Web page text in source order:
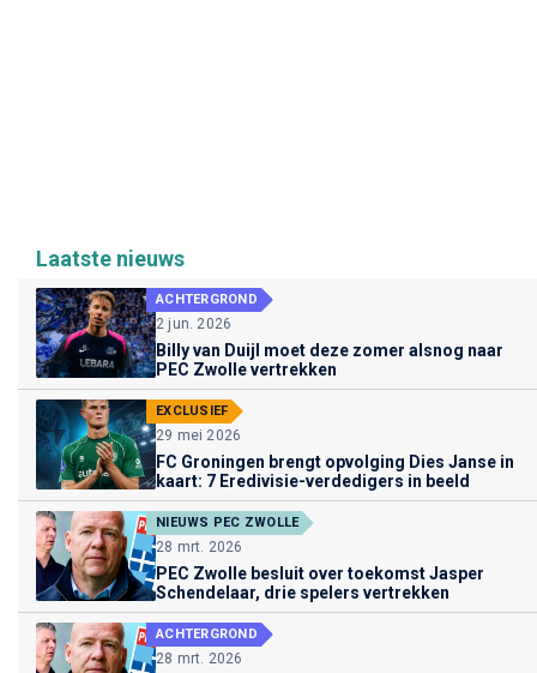
Laatste nieuws
ACHTERGROND
2 jun. 2026
Billy van Duijl moet deze zomer alsnog naar
PEC Zwolle vertrekken
EXCLUSIEF
29 mei 2026
FC Groningen brengt opvolging Dies Janse in
kaart: 7 Eredivisie-verdedigers in beeld
NIEUWS PEC ZWOLLE
28 mrt. 2026
PEC Zwolle besluit over toekomst Jasper
Schendelaar, drie spelers vertrekken
ACHTERGROND
28 mrt. 2026